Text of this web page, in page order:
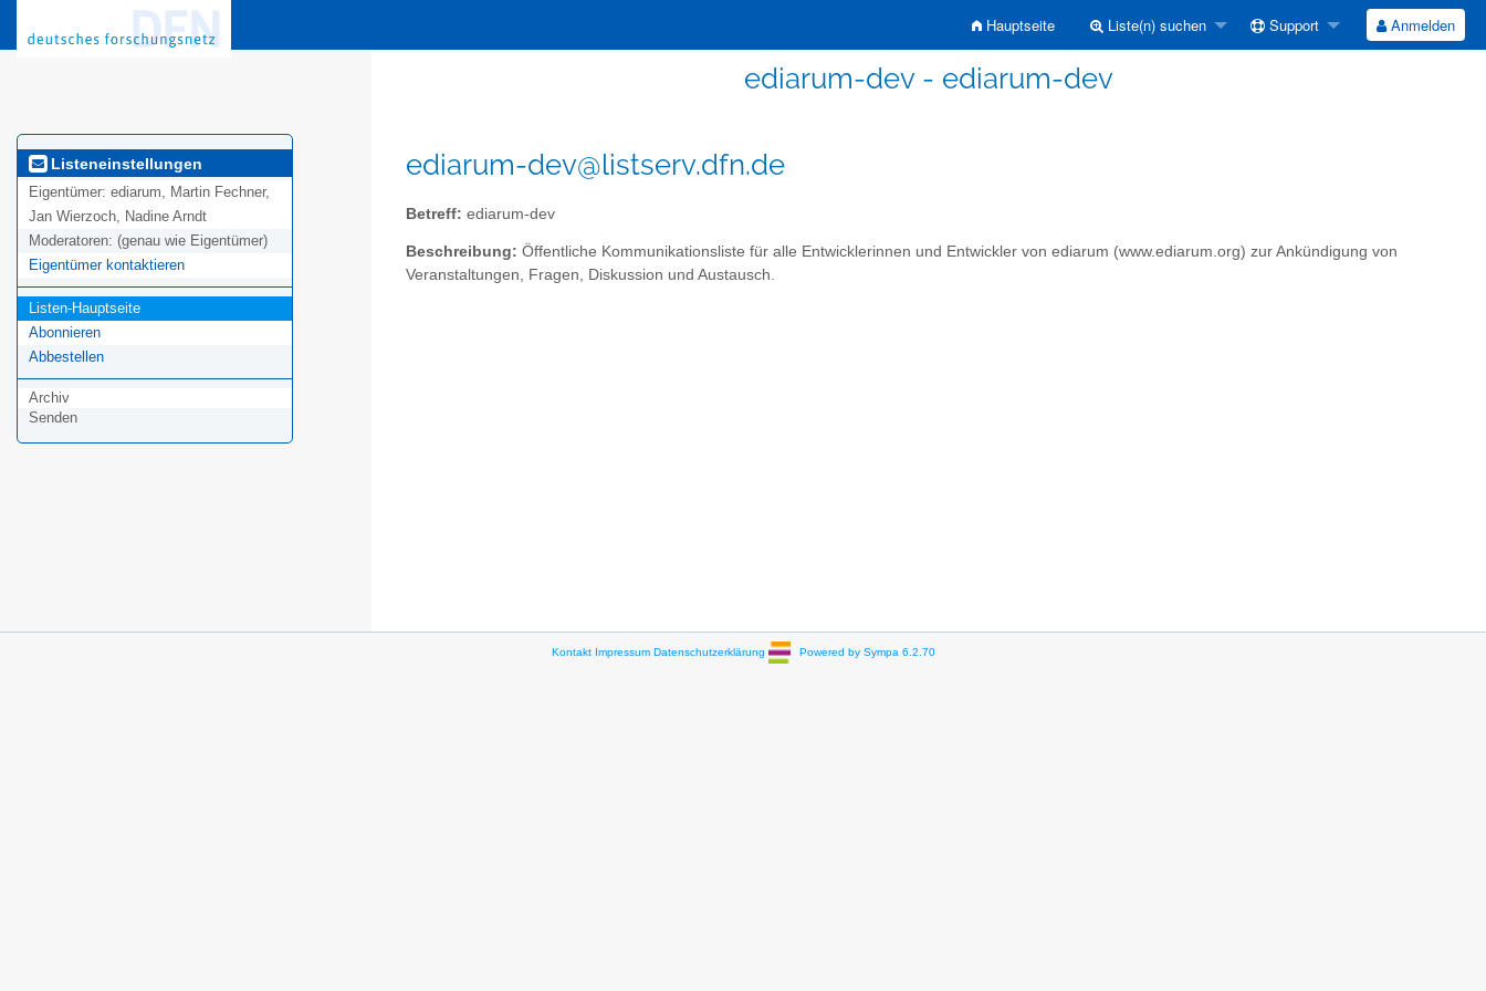
Hauptseite Liste(n) suchen Support Anmelden
ediarum-dev - ediarum-dev
Listeneinstellungen
Eigentümer: ediarum, Martin Fechner,
Jan Wierzoch, Nadine Arndt
Moderatoren: (genau wie Eigentümer)
Eigentümer kontaktieren
Listen-Hauptseite
Abonnieren
Abbestellen
Archiv
Senden
ediarum-dev@listserv.dfn.de
Betreff: ediarum-dev
Beschreibung: Öffentliche Kommunikationsliste für alle Entwicklerinnen und Entwickler von ediarum (www.ediarum.org) zur Ankündigung von
Veranstaltungen, Fragen, Diskussion und Austausch.
Kontakt Impressum Datenschutzerklärung Powered by Sympa 6.2.70